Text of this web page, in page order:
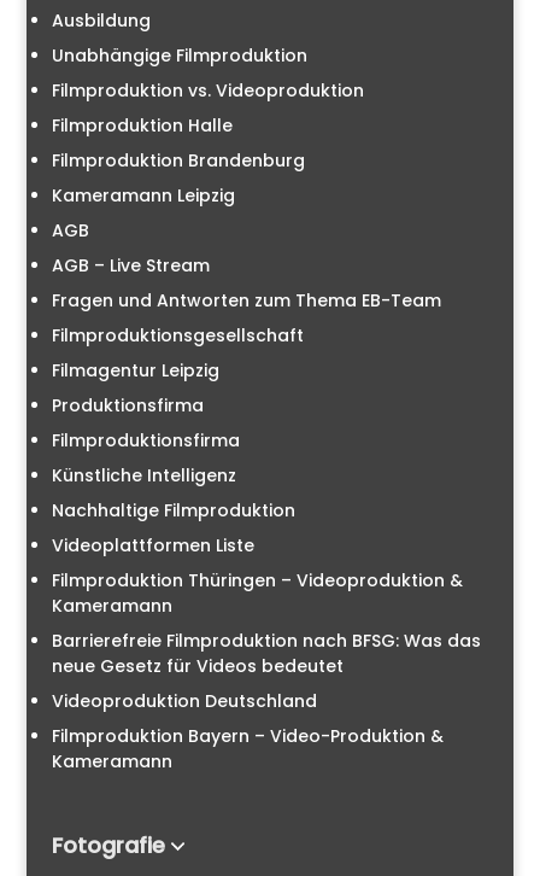
Ausbildung
Unabhängige Filmproduktion
Filmproduktion vs. Videoproduktion
Filmproduktion Halle
Filmproduktion Brandenburg
Kameramann Leipzig
AGB
AGB – Live Stream
Fragen und Antworten zum Thema EB-Team
Filmproduktionsgesellschaft
Filmagentur Leipzig
Produktionsfirma
Filmproduktionsfirma
Künstliche Intelligenz
Nachhaltige Filmproduktion
Videoplattformen Liste
Filmproduktion Thüringen – Videoproduktion &
Kameramann
Barrierefreie Filmproduktion nach BFSG: Was das
neue Gesetz für Videos bedeutet
Videoproduktion Deutschland
Filmproduktion Bayern – Video-Produktion &
Kameramann
Fotografie